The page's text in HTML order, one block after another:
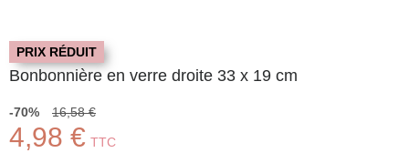
PRIX RÉDUIT
Bonbonnière en verre droite 33 x 19 cm
-70% 16,58 €
4,98 € TTC